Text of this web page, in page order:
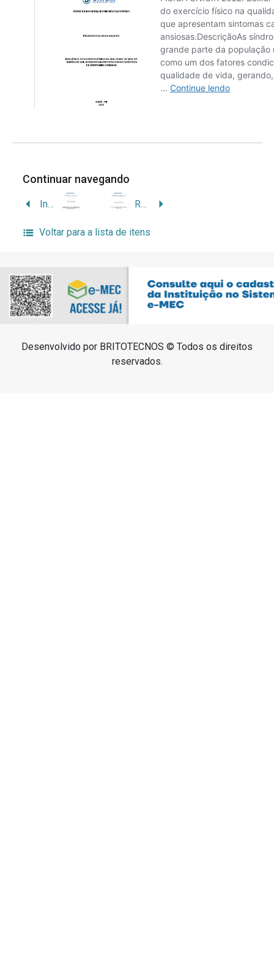
Continuar navegando
Influências do exercício físico na qualidade de vida em indivíduos que apresentam sintomas característicos de síndromes ansiosas. Relação entre estilos de liderança e coesão em equipes de futsal.
Voltar para a lista de itens
Desenvolvido por BRITOTECNOS © Todos os direitos
reservados.